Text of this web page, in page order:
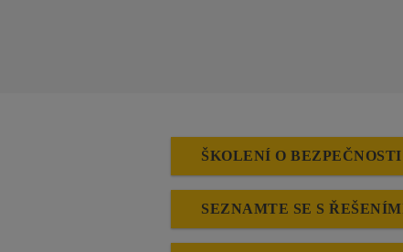
ŠKOLENÍ O
SEZNAMTE SE S